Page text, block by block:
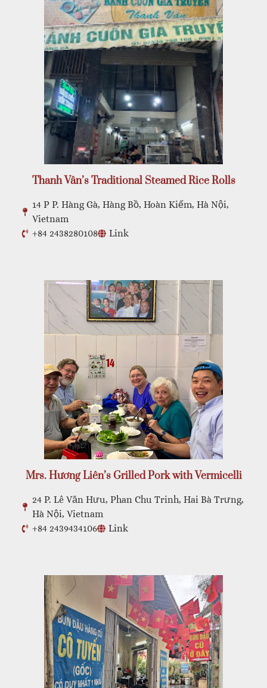
Thanh Vân’s Traditional Steamed Rice Rolls
14 P P. Hàng Gà, Hàng Bồ, Hoàn Kiếm, Hà Nội,
Vietnam
+84 2438280108
Link
Mrs. Hương Liên’s Grilled Pork with Vermicelli
24 P. Lê Văn Hưu, Phan Chu Trinh, Hai Bà Trưng,
Hà Nội, Vietnam
+84 2439434106
Link